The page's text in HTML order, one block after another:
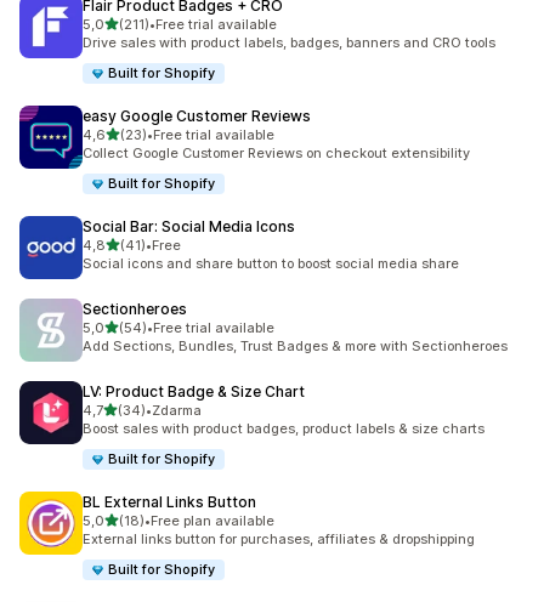
Flair Product Badges + CRO
5,0z 5 hvězd
(211)
Celkový počet recenzí: 211
•Free trial available
Drive sales with product labels, badges, banners and CRO tools
Built for Shopify
easy Google Customer Reviews
4,6z 5 hvězd
(23)
Celkový počet recenzí: 23
•Free trial available
Collect Google Customer Reviews on checkout extensibility
Built for Shopify
Social Bar: Social Media Icons
4,8z 5 hvězd
(41)
Celkový počet recenzí: 41
•Free
Social icons and share button to boost social media share
Sectionheroes
5,0z 5 hvězd
(54)
Celkový počet recenzí: 54
•Free trial available
Add Sections, Bundles, Trust Badges & more with Sectionheroes
LV: Product Badge & Size Chart
4,7z 5 hvězd
(34)
Celkový počet recenzí: 34
•Zdarma
Boost sales with product badges, product labels & size charts
Built for Shopify
BL External Links Button
5,0z 5 hvězd
(18)
Celkový počet recenzí: 18
•Free plan available
External links button for purchases, affiliates & dropshipping
Built for Shopify